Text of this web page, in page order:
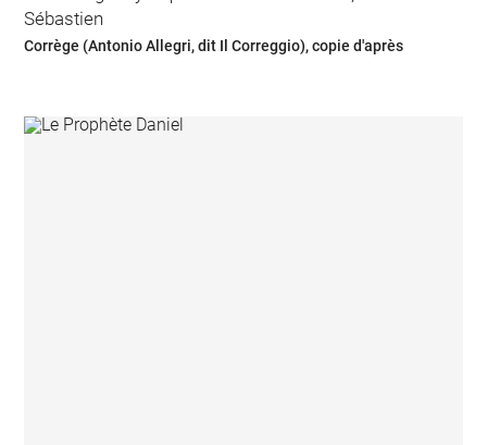
Sébastien
Corrège (Antonio Allegri, dit Il Correggio), copie d'après